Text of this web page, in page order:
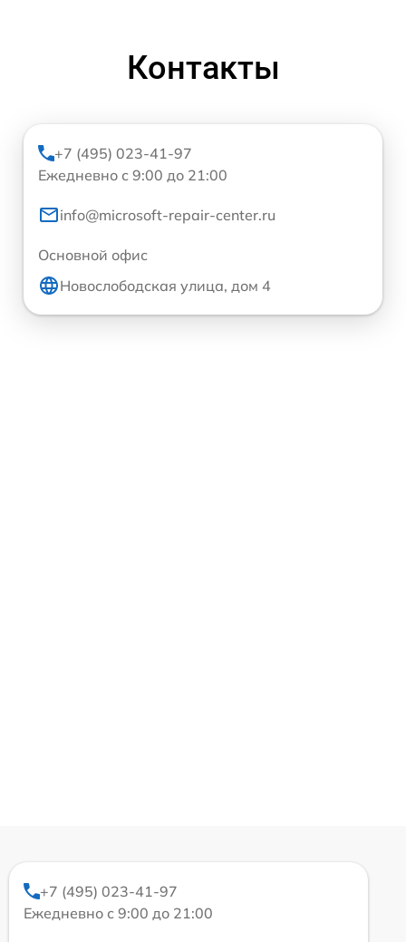
Контакты
+7 (495) 023-41-97
Ежедневно с 9:00 до 21:00
info@microsoft-repair-center.ru
Основной офис
Новослободская улица, дом 4
+7 (495) 023-41-97
Ежедневно с 9:00 до 21:00